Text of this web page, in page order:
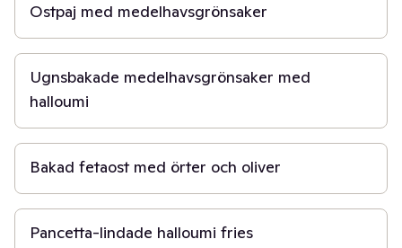
Ostpaj med medelhavsgrönsaker
40 min
Ugnsbakade medelhavsgrönsaker med
halloumi
20 min
Bakad fetaost med örter och oliver
20 min
Pancetta-lindade halloumi fries